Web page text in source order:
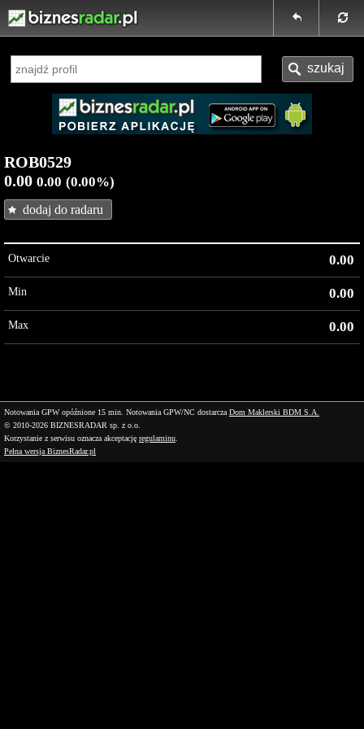
ROB0529
0.00 0.00 (0.00%)
dodaj do radaru
Otwarcie 0.00
Min 0.00
Max 0.00
Notowania GPW opóźnione 15 min. Notowania GPW/NC dostarcza Dom Maklerski BDM S.A.
© 2010-2026 BIZNESRADAR sp. z o.o.
Korzystanie z serwisu oznacza akceptację regulaminu
Pełna wersja BiznesRadar.pl